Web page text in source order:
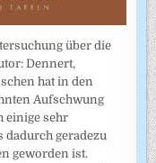
über die
Dennert,
hat in den
Aufschwung
einige sehr
geradezu
geworden ist.